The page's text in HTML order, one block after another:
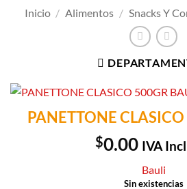
Inicio / Alimentos / Snacks Y
PANETTONE
$0.00 IVA
Bauli
Sin existencias